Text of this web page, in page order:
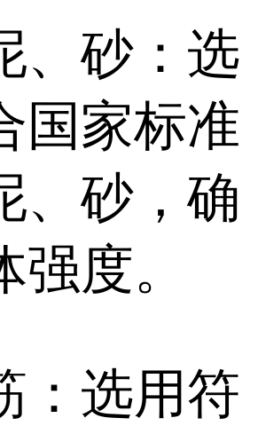
、砂：选
国家标准
、砂，确
度。
：选用符